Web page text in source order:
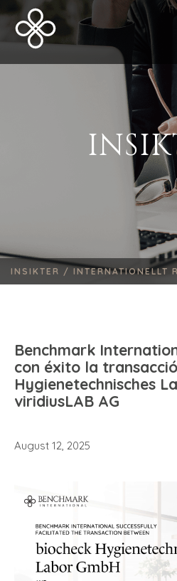
INSIKTER / INTERNATIONELLT
Benchmark
con éxito la
Hygienetechnisches
viridiusLAB AG
August 12, 2025